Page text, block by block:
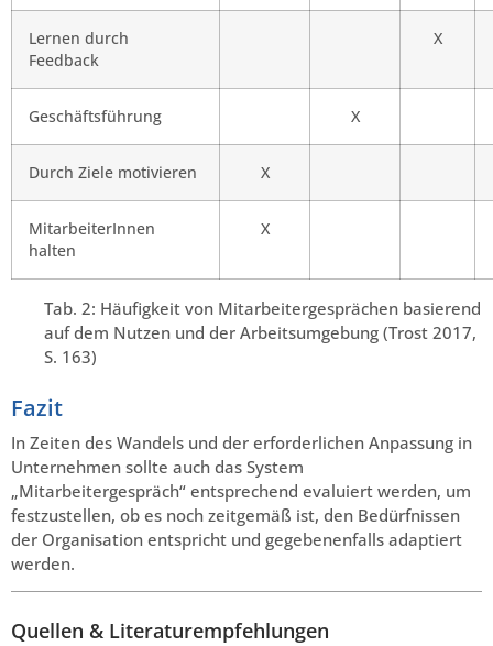
Lernen durch
Feedback
X
Geschäftsführung X
Durch Ziele motivieren X
MitarbeiterInnen
halten
X
Tab. 2: Häufigkeit von Mitarbeitergesprächen basierend
auf dem Nutzen und der Arbeitsumgebung (Trost 2017,
S. 163)
Fazit
In Zeiten des Wandels und der erforderlichen Anpassung in
Unternehmen sollte auch das System
„Mitarbeitergespräch“ entsprechend evaluiert werden, um
festzustellen, ob es noch zeitgemäß ist, den Bedürfnissen
der Organisation entspricht und gegebenenfalls adaptiert
werden.
Quellen & Literaturempfehlungen